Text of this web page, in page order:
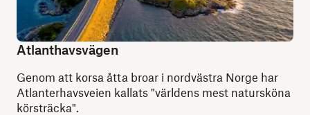
Atlanthavsvägen
Genom att korsa åtta broar i nordvästra Norge har
Atlanterhavsveien kallats "världens mest natursköna
körsträcka".